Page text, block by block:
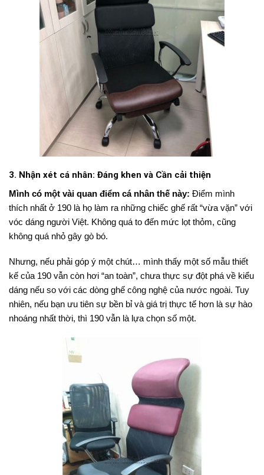
3. Nhận xét cá nhân: Đáng khen và Cần cải thiện
Mình có một vài quan điểm cá nhân thế này: Điểm mình
thích nhất ở 190 là họ làm ra những chiếc ghế rất “vừa vặn” với
vóc dáng người Việt. Không quá to đến mức lọt thỏm, cũng
không quá nhỏ gây gò bó.
Nhưng, nếu phải góp ý một chút… mình thấy một số mẫu thiết
kế của 190 vẫn còn hơi “an toàn”, chưa thực sự đột phá về kiểu
dáng nếu so với các dòng ghế công nghệ của nước ngoài. Tuy
nhiên, nếu bạn ưu tiên sự bền bỉ và giá trị thực tế hơn là sự hào
nhoáng nhất thời, thì 190 vẫn là lựa chọn số một.